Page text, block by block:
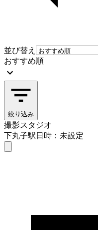
並び替え
おすすめ順
絞り込み
撮影スタジオ
下丸子駅日時：未設定